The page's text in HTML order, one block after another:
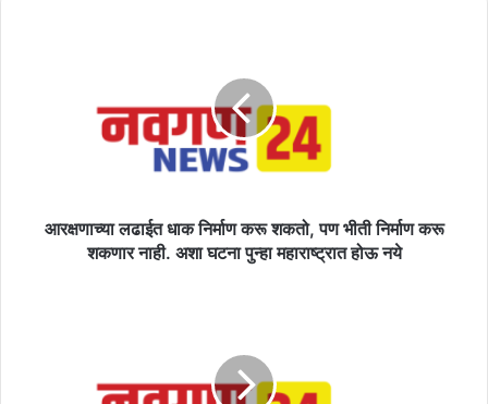
आरक्षणाच्या लढाईत धाक निर्माण करू शकतो, पण भीती निर्माण करू
शकणार नाही. अशा घटना पुन्हा महाराष्ट्रात होऊ नये